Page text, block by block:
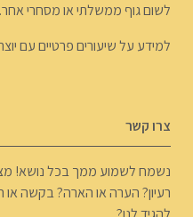
לשום גוף ממשלתי או מסחרי אחר.
למידע על שיעורים פרטיים עם
צרו קשר
נשמח לשמוע ממך בכל נושא!
רעיון? הערה או הארה? בקשה